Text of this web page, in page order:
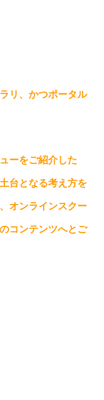
リ、かつポータル
ーをご紹介した
台となる考え方を
オンラインスクー
コンテンツへとご